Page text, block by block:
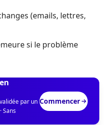
(emails, lettres,
si le problème
par un
Sans
Commencer